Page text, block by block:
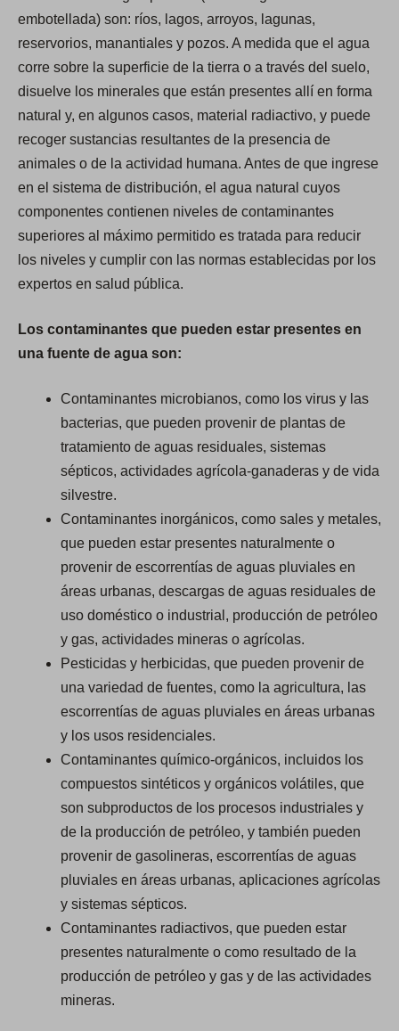
embotellada) son: ríos, lagos, arroyos, lagunas,
reservorios, manantiales y pozos. A medida que el agua
corre sobre la superficie de la tierra o a través del suelo,
disuelve los minerales que están presentes allí en forma
natural y, en algunos casos, material radiactivo, y puede
recoger sustancias resultantes de la presencia de
animales o de la actividad humana. Antes de que ingrese
en el sistema de distribución, el agua natural cuyos
componentes contienen niveles de contaminantes
superiores al máximo permitido es tratada para reducir
los niveles y cumplir con las normas establecidas por los
expertos en salud pública.
Los contaminantes que pueden estar presentes en
una fuente de agua son:
Contaminantes microbianos, como los virus y las
bacterias, que pueden provenir de plantas de
tratamiento de aguas residuales, sistemas
sépticos, actividades agrícola-ganaderas y de vida
silvestre.
Contaminantes inorgánicos, como sales y metales,
que pueden estar presentes naturalmente o
provenir de escorrentías de aguas pluviales en
áreas urbanas, descargas de aguas residuales de
uso doméstico o industrial, producción de petróleo
y gas, actividades mineras o agrícolas.
Pesticidas y herbicidas, que pueden provenir de
una variedad de fuentes, como la agricultura, las
escorrentías de aguas pluviales en áreas urbanas
y los usos residenciales.
Contaminantes químico-orgánicos, incluidos los
compuestos sintéticos y orgánicos volátiles, que
son subproductos de los procesos industriales y
de la producción de petróleo, y también pueden
provenir de gasolineras, escorrentías de aguas
pluviales en áreas urbanas, aplicaciones agrícolas
y sistemas sépticos.
Contaminantes radiactivos, que pueden estar
presentes naturalmente o como resultado de la
producción de petróleo y gas y de las actividades
mineras.